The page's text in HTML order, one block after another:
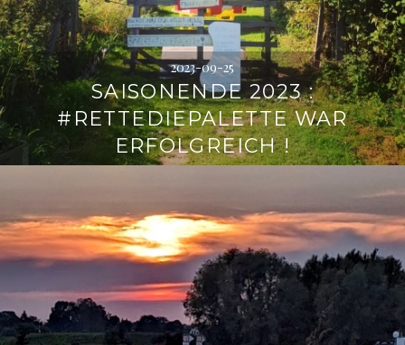
2023-09-25
SAISONENDE 2023 :
#RETTEDIEPALETTE WAR
ERFOLGREICH !